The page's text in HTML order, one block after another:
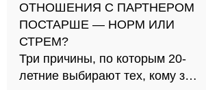
ОТНОШЕНИЯ С ПАРТНЕРОМ
ПОСТАРШЕ — НОРМ ИЛИ
СТРЕМ?
Три причины, по которым 20-
летние выбирают тех, кому за